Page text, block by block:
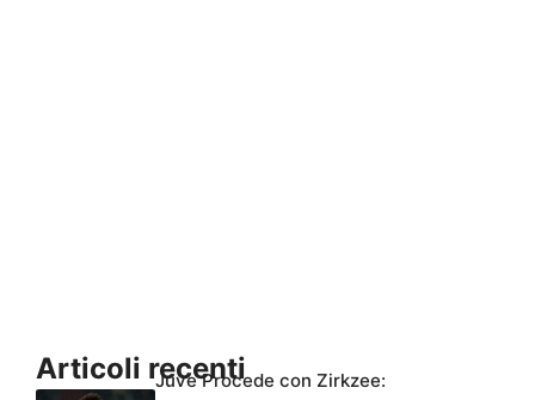
Articoli recentiJuve Procede con Zirkzee: